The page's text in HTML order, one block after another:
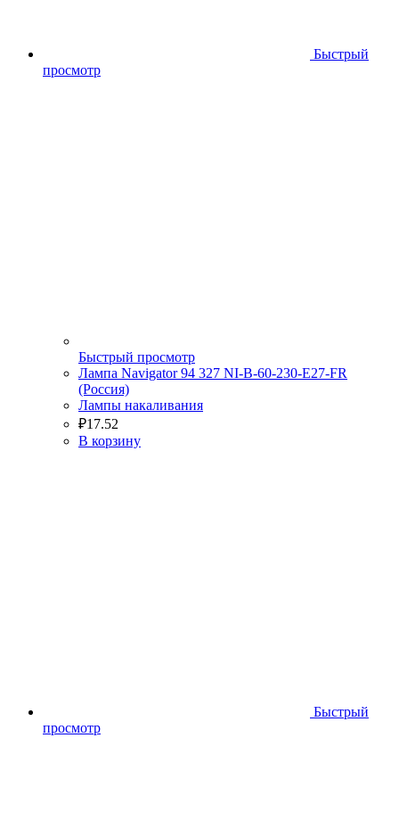
Быстрый
просмотр
Быстрый просмотр
Лампа Navigator 94 327 NI-B-60-230-E27-FR
(Россия)
Лампы накаливания
₽17.52
В корзину
Быстрый
просмотр